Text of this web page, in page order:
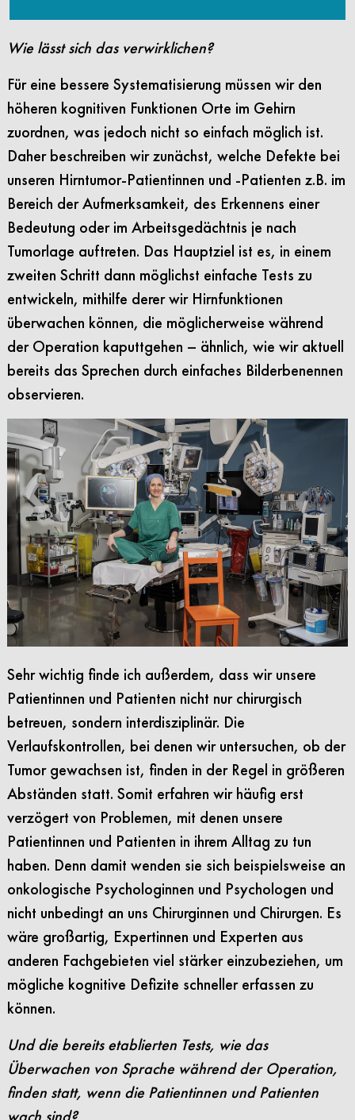
Wie lässt sich das verwirklichen?
Für eine bessere Systematisierung müssen wir den
höheren kognitiven Funktionen Orte im Gehirn
zuordnen, was jedoch nicht so einfach möglich ist.
Daher beschreiben wir zunächst, welche Defekte bei
unseren Hirntumor-Patientinnen und -Patienten z.B. im
Bereich der Aufmerksamkeit, des Erkennens einer
Bedeutung oder im Arbeitsgedächtnis je nach
Tumorlage auftreten. Das Hauptziel ist es, in einem
zweiten Schritt dann möglichst einfache Tests zu
entwickeln, mithilfe derer wir Hirnfunktionen
überwachen können, die möglicherweise während
der Operation kaputtgehen – ähnlich, wie wir aktuell
bereits das Sprechen durch einfaches Bilderbenennen
observieren.
Sehr wichtig finde ich außerdem, dass wir unsere
Patientinnen und Patienten nicht nur chirurgisch
betreuen, sondern interdisziplinär. Die
Verlaufskontrollen, bei denen wir untersuchen, ob der
Tumor gewachsen ist, finden in der Regel in größeren
Abständen statt. Somit erfahren wir häufig erst
verzögert von Problemen, mit denen unsere
Patientinnen und Patienten in ihrem Alltag zu tun
haben. Denn damit wenden sie sich beispielsweise an
onkologische Psychologinnen und Psychologen und
nicht unbedingt an uns Chirurginnen und Chirurgen. Es
wäre großartig, Expertinnen und Experten aus
anderen Fachgebieten viel stärker einzubeziehen, um
mögliche kognitive Defizite schneller erfassen zu
können.
Und die bereits etablierten Tests, wie das
Überwachen von Sprache während der Operation,
finden statt, wenn die Patientinnen und Patienten
wach sind?